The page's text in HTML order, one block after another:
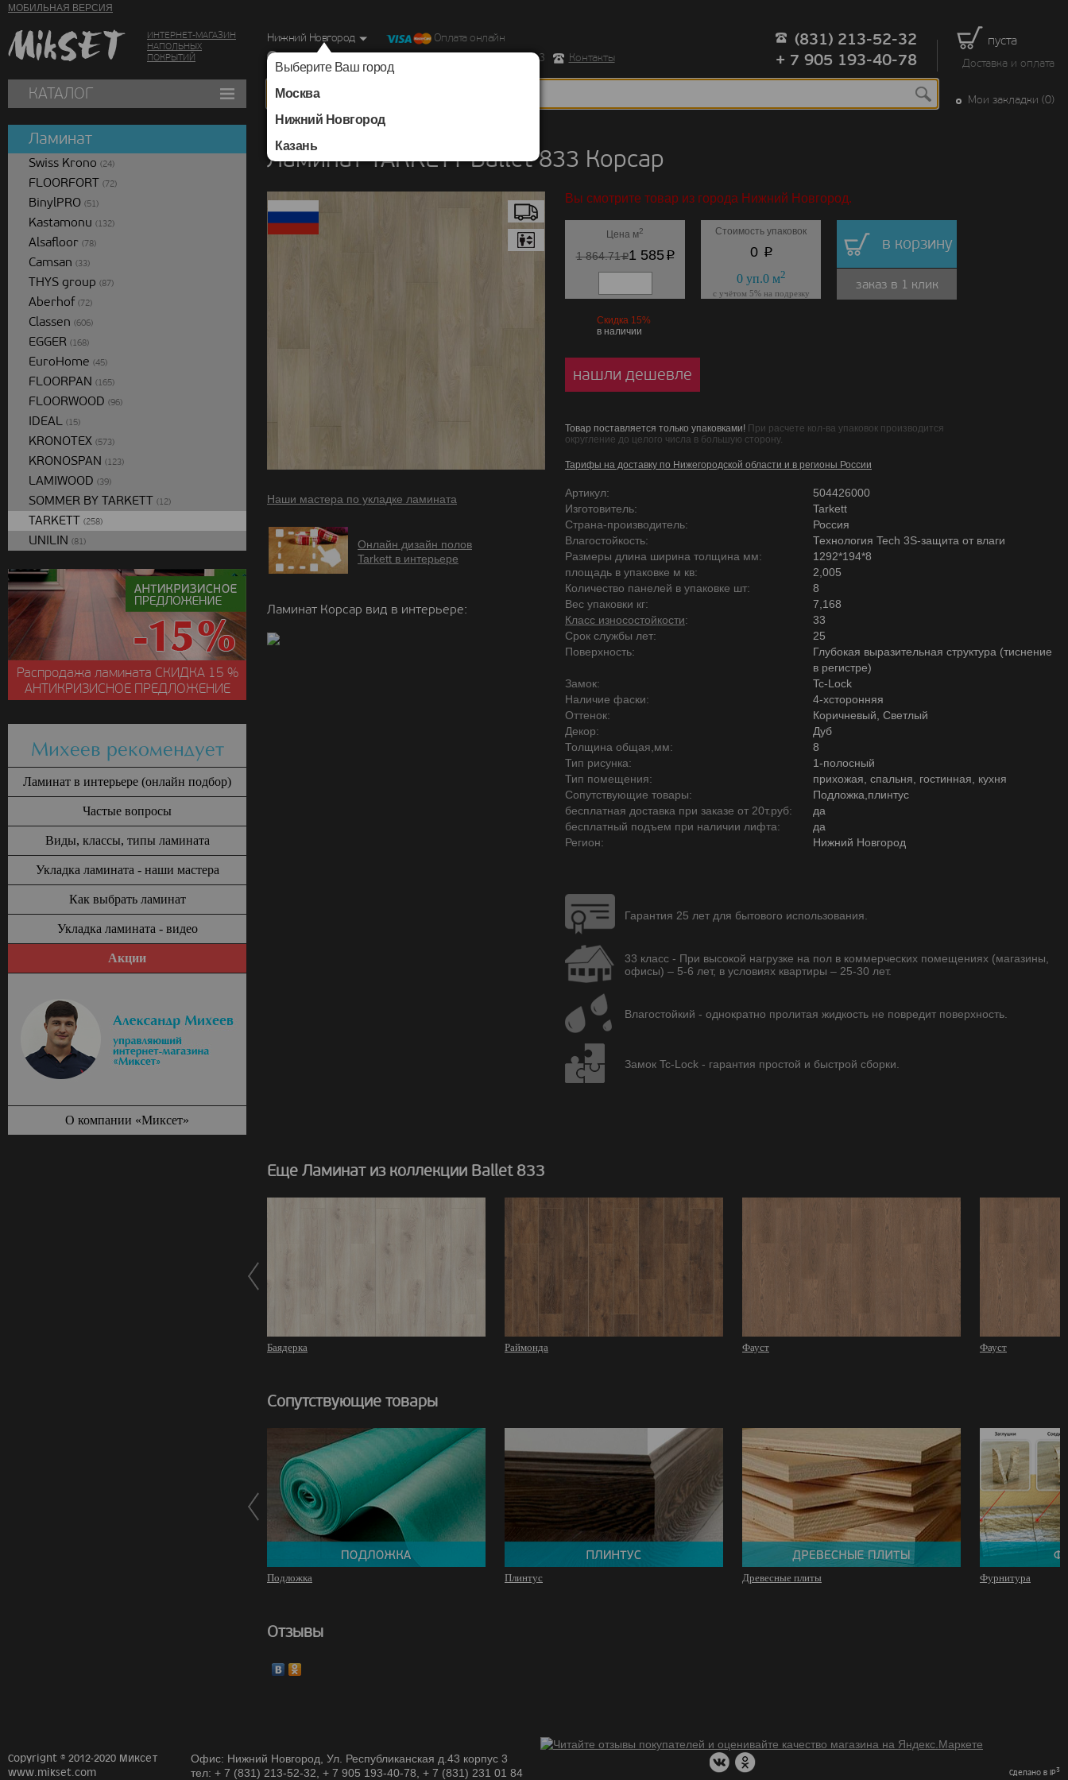
МОБИЛЬНАЯ ВЕРСИЯ
ИНТЕРНЕТ-МАГАЗИН
НАПОЛЬНЫХ
ПОКРЫТИЙ
пуста
Доставка и оплата
Нижний Новгород
Выберите Ваш город
Москва
Нижний Новгород
Казань
Оплата онлайн
г. Нижний Новгород, Ул. Республиканская д.43 корпус 3
Контакты
(831) 213-52-32
+ 7 905 193-40-78
КАТАЛОГ Мои закладки (0)
Ламинат TARKETT Ballet 833 Корсар
Наши мастера по укладке ламината
Онлайн дизайн полов
Tarkett в интерьере
Ламинат Корсар вид в интерьере:
Вы смотрите товар из города Нижний Новгород.
Цена м2
1 864.71p1 585p
Стоимость упаковок
0 p
0уп.0м2
с учётом 5% на подрезку
в корзину
заказ в 1 клик
Скидка 15%
в наличии
нашли дешевле
Товар поставляется только упаковками! При расчете кол-ва упаковок производится
округление до целого числа в большую сторону.
Тарифы на доставку по Нижегородской области и в регионы России
Артикул:
504426000
Изготовитель:
Tarkett
Страна-производитель:
Россия
Влагостойкость:
Технология Tech 3S-защита от влаги
Размеры длина ширина толщина мм:
1292*194*8
площадь в упаковке м кв:
2,005
Количество панелей в упаковке шт:
8
Вес упаковки кг:
7,168
Класс износостойкости:
33
Срок службы лет:
25
Поверхность:
Глубокая выразительная структура (тиснение
в регистре)
Замок:
Tc-Lock
Наличие фаски:
4-хсторонняя
Оттенок:
Коричневый, Светлый
Декор:
Дуб
Толщина общая,мм:
8
Тип рисунка:
1-полосный
Тип помещения:
прихожая, спальня, гостинная, кухня
Сопутствующие товары:
Подложка,плинтус
бесплатная доставка при заказе от 20т.руб:
да
бесплатный подъем при наличии лифта:
да
Регион:
Нижний Новгород
Гарантия 25 лет для бытового использования.
33 класс - При высокой нагрузке на пол в коммерческих помещениях (магазины,
офисы) – 5-6 лет, в условиях квартиры – 25-30 лет.
Влагостойкий - однократно пролитая жидкость не повредит поверхность.
Замок Tc-Lock - гарантия простой и быстрой сборки.
Еще Ламинат из коллекции Ballet 833
Баядерка Раймонда Фауст Фауст
Сопутствующие товары
Подложка Плинтус Древесные плиты Фурнитура
Отзывы
Ламинат
Swiss Krono (24)
FLOORFORT (72)
BinylPRO (51)
Kastamonu (132)
Alsafloor (78)
Camsan (33)
THYS group (87)
Aberhof (72)
Classen (606)
EGGER (168)
EuroHome (45)
FLOORPAN (165)
FLOORWOOD (96)
IDEAL (15)
KRONOTEX (573)
KRONOSPAN (123)
LAMIWOOD (39)
SOMMER BY TARKETT (12)
TARKETT (258)
UNILIN (81)
Распродажа ламината СКИДКА15 %
АНТИКРИЗИСНОЕ ПРЕДЛОЖЕНИЕ
Михеев рекомендует
Ламинат в интерьере (онлайн подбор)
Частые вопросы
Виды, классы, типы ламината
Укладка ламината - наши мастера
Как выбрать ламинат
Укладка ламината - видео
Акции
О компании «Миксет»
Copyright © 2012-2020 Миксет
www.mikset.com
Офис: Нижний Новгород, Ул. Республиканская д.43 корпус 3
тел: + 7 (831) 213-52-32, + 7 905 193-40-78, + 7 (831) 231 01 84
Сделано в IP3